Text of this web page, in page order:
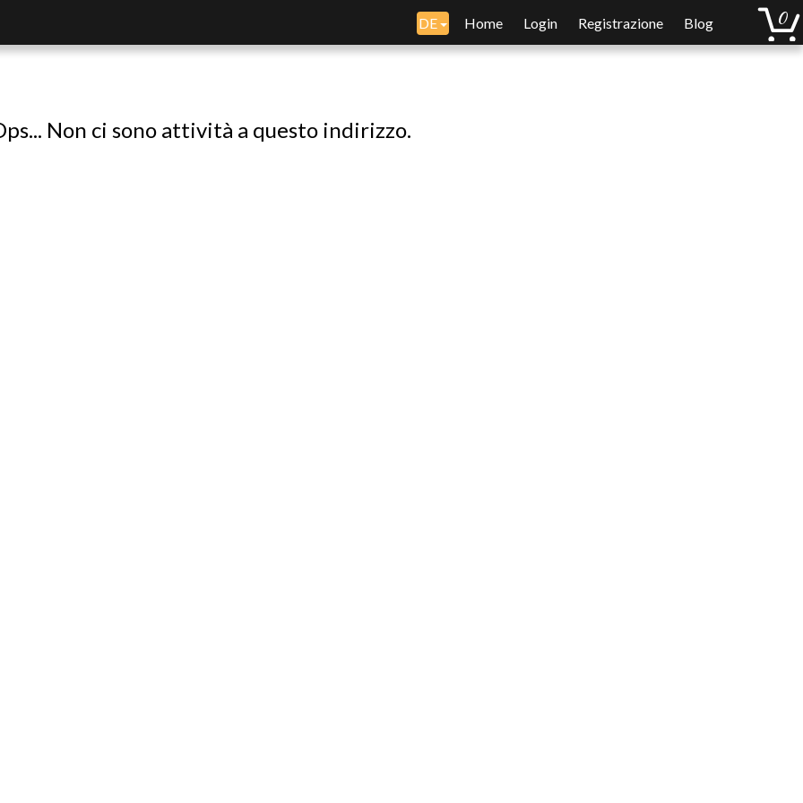
DE Home Login Registrazione Blog
Non ci sono attività a questo indirizzo.